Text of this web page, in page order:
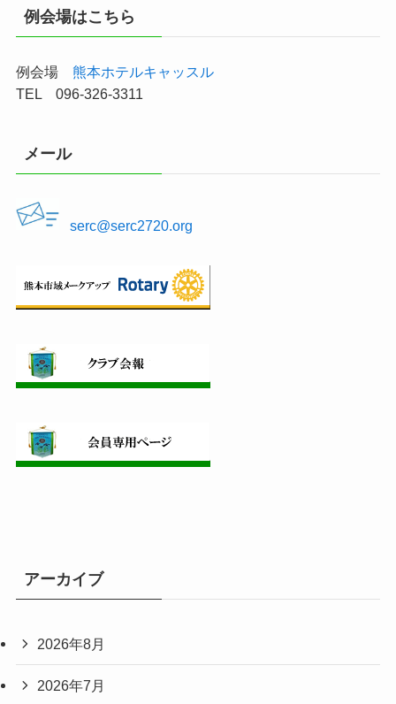
例会場はこちら
例会場 熊本ホテルキャッスル
TEL 096-326-3311
メール
serc@serc2720.org
アーカイブ
2026年8月
2026年7月